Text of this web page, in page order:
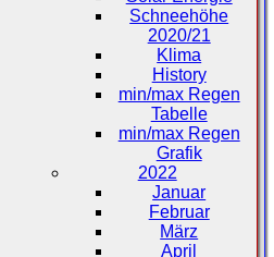
Schneehöhe
2020/21
Klima
History
min/max Regen
Tabelle
min/max Regen
Grafik
2022
Januar
Februar
März
April